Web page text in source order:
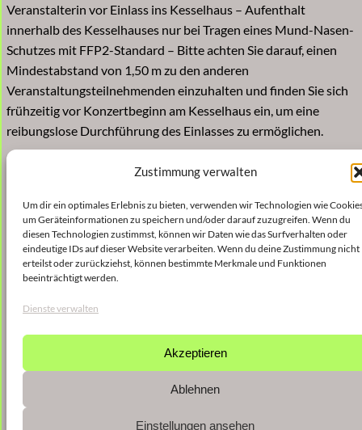
Zustimmung verwalten
Um dir ein optimales Erlebnis zu bieten, verwenden wir Technologien wie
um Geräteinformationen zu speichern und/oder darauf zuzugreifen. Wenn du
diesen Technologien zustimmst, können wir Daten wie das Surfverhalten oder
eindeutige IDs auf dieser Website verarbeiten. Wenn du deine Zustimmung nicht
erteilst oder zurückziehst, können bestimmte Merkmale und Funktionen
beeinträchtigt werden.
Dienste verwalten
Akzeptieren
Ablehnen
Einstellungen ansehen
Veranstalterin vor Einlass ins Kesselhaus – Aufenthalt
innerhalb des Kesselhauses nur bei Tragen eines Mund-Nasen-
Schutzes mit FFP2-Standard – Bitte achten Sie darauf, einen
Mindestabstand von 1,50 m zu den anderen
Veranstaltungsteilnehmenden einzuhalten und finden Sie sich
frühzeitig vor Konzertbeginn am Kesselhaus ein, um eine
reibungslose Durchführung des Einlasses zu ermöglichen.
Wir danken Ihnen herzlich für Ihre Unterstützung und
UpToTen – constructions ist eine Veranstaltung des ensemble
mosaik, gefördert aus Mitteln des Hauptstadtkulturfonds. Die
Kompositionsaufträge sind finanziert von der Ernst von